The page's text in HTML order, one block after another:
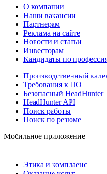
О компании
Наши вакансии
Партнерам
Реклама на сайте
Новости и статьи
Инвесторам
Кандидаты по
Производственный
Требования к ПО
Безопасный HeadHunter
HeadHunter API
Поиск работы
Поиск по резюме
Мобильное приложение
Этика и комплаенс